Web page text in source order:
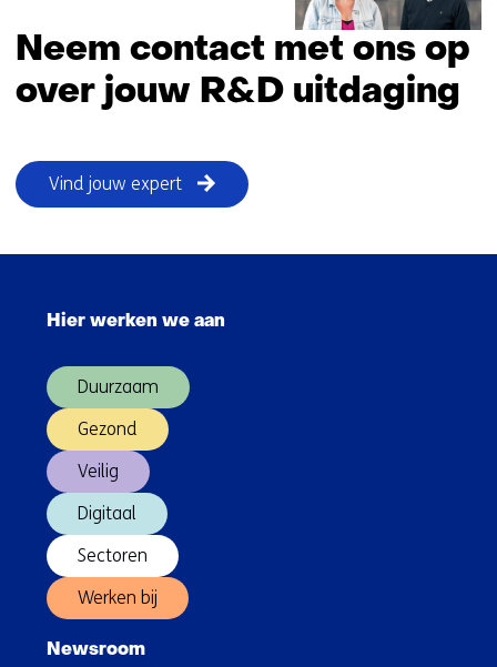
Neem contact met ons op
over jouw R&D uitdaging
Vind jouw expert
Hier werken we aan
Duurzaam
Gezond
Veilig
Digitaal
Sectoren
Werken bij
Newsroom